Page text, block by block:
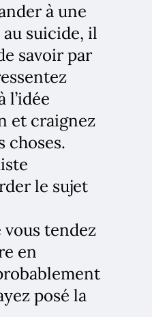
à une
suicide, il
savoir par
l’idée
et craignez
choses.
le sujet
vous tendez
en
posé la